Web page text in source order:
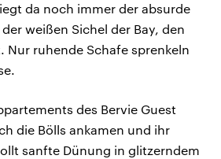
da noch immer der absurde
weißen Sichel der Bay, den
Nur ruhende Schafe sprenkeln
des Bervie Guest
die Bölls ankamen und ihr
sanfte Dünung in glitzerndem